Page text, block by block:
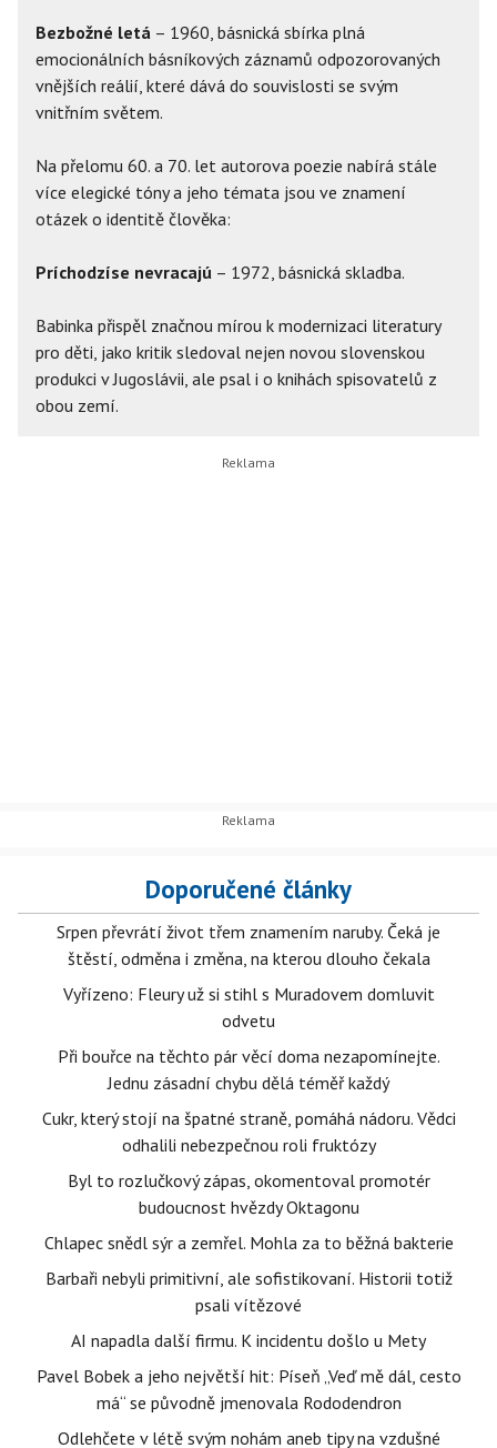
Bezbožné letá – 1960, básnická sbírka plná
emocionálních básníkových záznamů odpozorovaných
vnějších reálií, které dává do souvislosti se svým
vnitřním světem.
Na přelomu 60. a 70. let autorova poezie nabírá stále
více elegické tóny a jeho témata jsou ve znamení
otázek o identitě člověka:
Príchodzíse nevracajú – 1972, básnická skladba.
Babinka přispěl značnou mírou k modernizaci literatury
pro děti, jako kritik sledoval nejen novou slovenskou
produkci v Jugoslávii, ale psal i o knihách spisovatelů z
obou zemí.
Doporučené články
Srpen převrátí život třem znamením naruby. Čeká je
štěstí, odměna i změna, na kterou dlouho čekala
Vyřízeno: Fleury už si stihl s Muradovem domluvit
odvetu
Při bouřce na těchto pár věcí doma nezapomínejte.
Jednu zásadní chybu dělá téměř každý
Cukr, který stojí na špatné straně, pomáhá nádoru. Vědci
odhalili nebezpečnou roli fruktózy
Byl to rozlučkový zápas, okomentoval promotér
budoucnost hvězdy Oktagonu
Chlapec snědl sýr a zemřel. Mohla za to běžná bakterie
Barbaři nebyli primitivní, ale sofistikovaní. Historii totiž
psali vítězové
AI napadla další firmu. K incidentu došlo u Mety
Pavel Bobek a jeho největší hit: Píseň „Veď mě dál, cesto
má“ se původně jmenovala Rododendron
Odlehčete v létě svým nohám aneb tipy na vzdušné